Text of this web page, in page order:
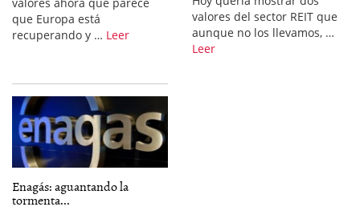
que Europa está
recuperando y … Leer
valores del sector REIT que
aunque no los llevamos, …
Leer
Enagás: aguantando la
tormenta...